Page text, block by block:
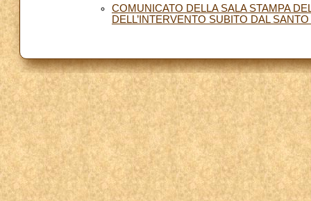
COMUNICATO DELLA SALA STAMPA
DELL’INTERVENTO SUBITO DAL